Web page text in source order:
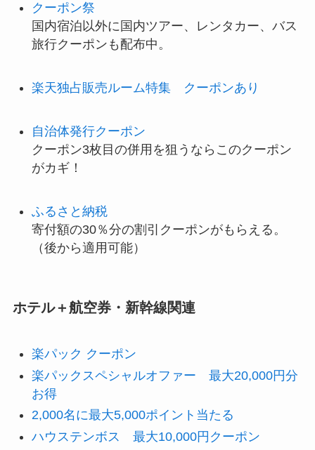
クーポン祭
国内宿泊以外に国内ツアー、レンタカー、バス
旅行クーポンも配布中。
楽天独占販売ルーム特集 クーポンあり
自治体発行クーポン
クーポン3枚目の併用を狙うならこのクーポン
がカギ！
ふるさと納税
寄付額の30％分の割引クーポンがもらえる。
（後から適用可能）
ホテル＋航空券・新幹線関連
楽パック クーポン
楽パックスペシャルオファー 最大20,000円分
お得
2,000名に最大5,000ポイント当たる
ハウステンボス 最大10,000円クーポン